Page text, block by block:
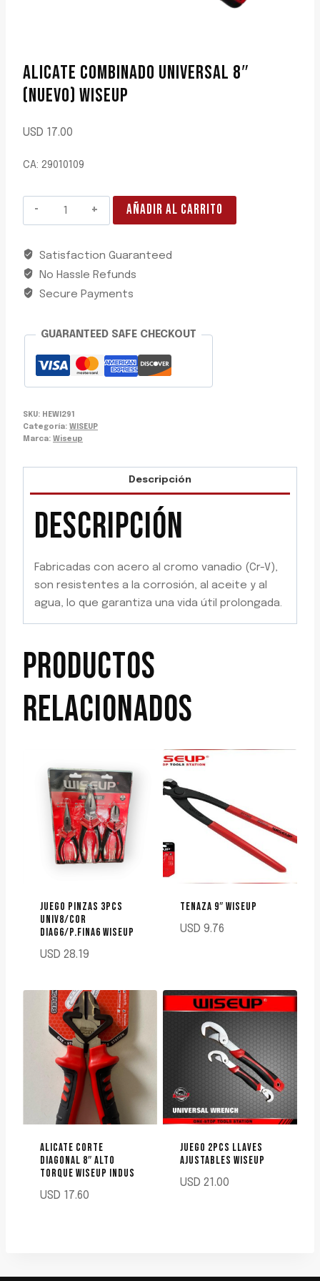
ALICATE COMBINADO UNIVERSAL 8″
(NUEVO) WISEUP
USD 17.00
CA: 29010109
ALICATE
COMBINADO
8"
(NUEVO)
WISEUP
AÑADIR AL CARRITO
Satisfaction Guaranteed
No Hassle Refunds
Secure Payments
GUARANTEED SAFE CHECKOUT
SKU: HEWI291
Categoría: WISEUP
Marca: Wiseup
Descripción
DESCRIPCIÓN
Fabricadas con acero al cromo vanadio (Cr-V),
son resistentes a la corrosión, al aceite y al
agua, lo que garantiza una vida útil prolongada.
PRODUCTOS
RELACIONADOS
JUEGO PINZAS 3PCS
UNIV8/COR
DIAG6/P.FINA6 WISEUP
USD 28.19
TENAZA 9″ WISEUP
USD 9.76
ALICATE CORTE
DIAGONAL 8″ ALTO
TORQUE WISEUP INDUS
USD 17.60
JUEGO 2PCS LLAVES
AJUSTABLES WISEUP
USD 21.00